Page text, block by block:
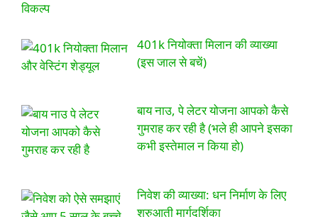
विकल्प
401k नियोक्ता मिलान की व्याख्या
(इस जाल से बचें)
बाय नाउ, पे लेटर योजना आपको कैसे
गुमराह कर रही है (भले ही आपने इसका
कभी इस्तेमाल न किया हो)
निवेश की व्याख्या: धन निर्माण के लिए
शुरुआती मार्गदर्शिका